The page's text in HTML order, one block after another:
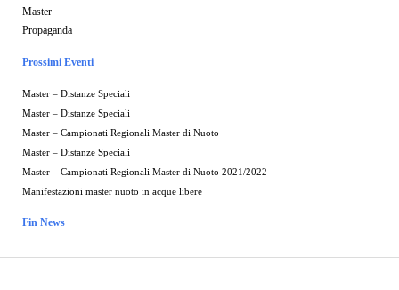
Master
Propaganda
Prossimi Eventi
Master – Distanze Speciali
Master – Distanze Speciali
Master – Campionati Regionali Master di Nuoto
Master – Distanze Speciali
Master – Campionati Regionali Master di Nuoto 2021/2022
Manifestazioni master nuoto in acque libere
Fin News